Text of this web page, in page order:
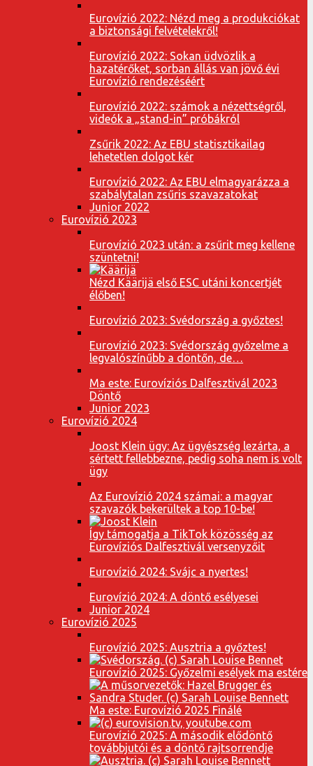
Eurovízió 2022: Nézd meg a produkciókat
a biztonsági felvételekről!
Eurovízió 2022: Sokan üdvözlik a
hazatérőket, sorban állás van jövő évi
Eurovízió rendezéséért
Eurovízió 2022: számok a nézettségről,
videók a „stand-in” próbákról
Zsűrik 2022: Az EBU statisztikailag
lehetetlen dolgot kér
Eurovízió 2022: Az EBU elmagyarázza a
szabálytalan zsűris szavazatokat
Junior 2022
Eurovízió 2023
Eurovízió 2023 után: a zsűrit meg kellene
szüntetni!
Nézd Käärijä első ESC utáni koncertjét
élőben!
Eurovízió 2023: Svédország a győztes!
Eurovízió 2023: Svédország győzelme a
legvalószínűbb a döntőn, de…
Ma este: Eurovíziós Dalfesztivál 2023
Döntő
Junior 2023
Eurovízió 2024
Joost Klein ügy: Az ügyészség lezárta, a
sértett fellebbezne, pedig soha nem is volt
ügy
Az Eurovízió 2024 számai: a magyar
szavazók bekerültek a top 10-be!
Így támogatja a TikTok közösség az
Eurovíziós Dalfesztivál versenyzőit
Eurovízió 2024: Svájc a nyertes!
Eurovízió 2024: A döntő esélyesei
Junior 2024
Eurovízió 2025
Eurovízió 2025: Ausztria a győztes!
Eurovízió 2025: Győzelmi esélyek ma estére
Ma este: Eurovízió 2025 Finálé
Eurovízió 2025: A második elődöntő
továbbjutói és a döntő rajtsorrendje